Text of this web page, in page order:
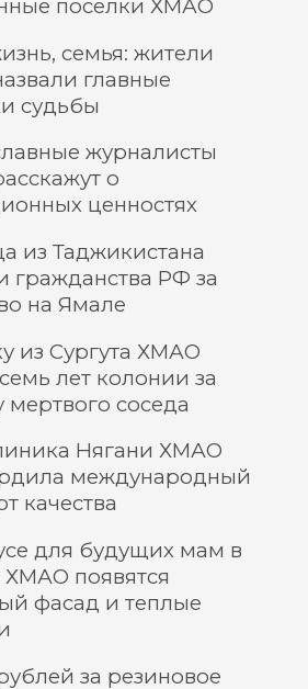
поселки ХМАО
семья: жители
главные
судьбы
журналисты
о
ценностях
из Таджикистана
гражданства РФ за
на Ямале
из Сургута ХМАО
лет колонии за
мертвого соседа
Нягани ХМАО
международный
качества
для будущих мам в
ХМАО появятся
фасад и теплые
за резиновое